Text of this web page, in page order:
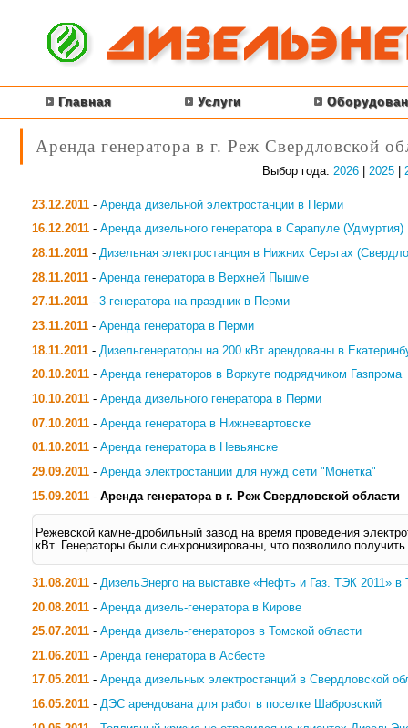
Главная Услуги
Аренда генератора в г. Реж Свердловской
Выбор года: 2026 2025
23.12.2011 - Аренда дизельной электростанции в Перми
16.12.2011 - Аренда дизельного генератора в Сарапуле (Удмуртия)
28.11.2011 - Дизельная электростанция в Нижних Серьгах
28.11.2011 - Аренда генератора в Верхней Пышме
27.11.2011 - 3 генератора на праздник в Перми
23.11.2011 - Аренда генератора в Перми
18.11.2011 - Дизельгенераторы на 200 кВт арендованы в
20.10.2011 - Аренда генераторов в Воркуте подрядчиком Газпрома
10.10.2011 - Аренда дизельного генератора в Перми
07.10.2011 - Аренда генератора в Нижневартовске
01.10.2011 - Аренда генератора в Невьянске
29.09.2011 - Аренда электростанции для нужд сети "Монетка"
15.09.2011 - Аренда генератора в г. Реж Свердловской области
Режевской камне-дробильный завод на время проведения
кВт. Генераторы были синхронизированы, что позволило
31.08.2011 - ДизельЭнерго на выставке «Нефть и Газ. ТЭК 2011» в
20.08.2011 - Аренда дизель-генератора в Кирове
25.07.2011 - Аренда дизель-генераторов в Томской области
21.06.2011 - Аренда генератора в Асбесте
17.05.2011 - Аренда дизельных электростанций в Свердловской
16.05.2011 - ДЭС арендована для работ в поселке Шабровский